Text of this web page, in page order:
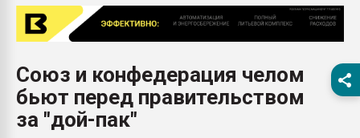
Всё, что касается
бутылок
Материал поверхности
вакуумного
Союз и конфедерация челом
бьют перед правительством
за "дой-пак"